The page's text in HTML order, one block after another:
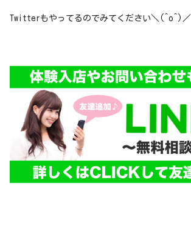
Twitterもやってるのでみてください＼(^o^)／